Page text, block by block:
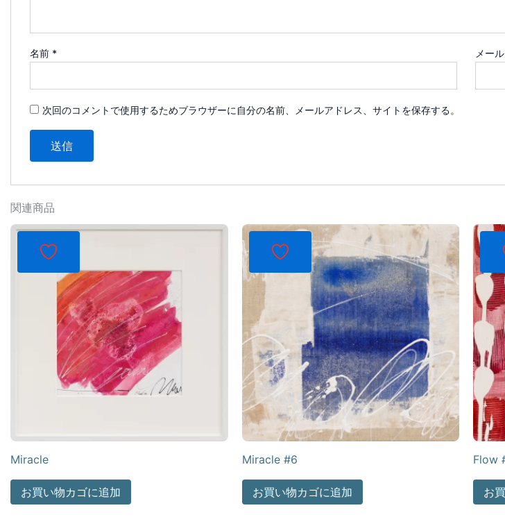
名前 * メール
次回のコメントで使用するためブラウザーに自分の名前、メールアドレス、サイトを保存する。
関連商品
Miracle
お買い物カゴに追加
Miracle #6
お買い物カゴに追加
Flow
お